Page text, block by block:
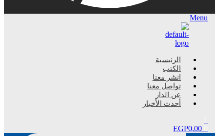
Menu
الرئيسية
الكتب
انشر معنا
تواصل معنا
عن الدار
أحدث الأخبار
EGP0,00